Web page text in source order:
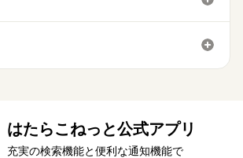
はたらこねっと公式アプリ
充実の検索機能と便利な通知機能で